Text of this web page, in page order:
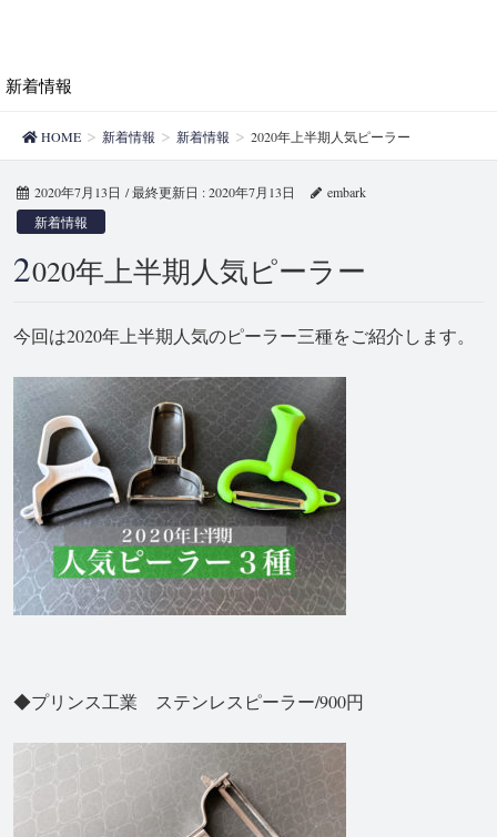
新着情報
HOME 新着情報 新着情報 2020年上半期人気ピーラー
2020年7月13日 / 最終更新日 :2020年7月13日
embark
新着情報
2020年上半期人気ピーラー
今回は2020年上半期人気のピーラー三種をご紹介します。
◆プリンス工業 ステンレスピーラー/900円